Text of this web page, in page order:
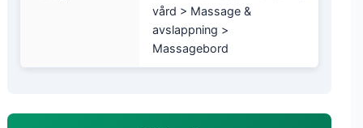
vård > Massage &
avslappning >
Massagebord